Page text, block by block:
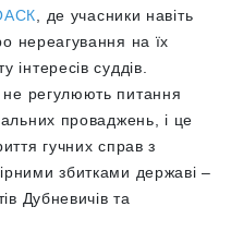
, де учасники навіть
нереагування на їх
суддів.
не регулюють питання
проваджень, і це
гучних справ з
збитками державі –
Дубневичів та